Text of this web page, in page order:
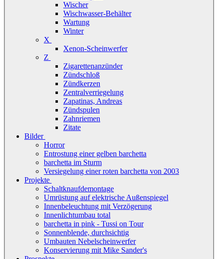
Wischer
Wischwasser-Behälter
Wartung
Winter
X
Xenon-Scheinwerfer
Z
Zigarettenanzünder
Zündschloß
Zündkerzen
Zentralverriegelung
Zapatinas, Andreas
Zündspulen
Zahnriemen
Zitate
Bilder
Horror
Entrostung einer gelben barchetta
barchetta im Sturm
Versiegelung einer roten barchetta von 2003
Projekte
Schaltknaufdemontage
Umrüstung auf elektrische Außenspiegel
Innenbeleuchtung mit Verzögerung
Innenlichtumbau total
barchetta in pink - Tussi on Tour
Sonnenblende, durchsichtig
Umbauten Nebelscheinwerfer
Konservierung mit Mike Sander's